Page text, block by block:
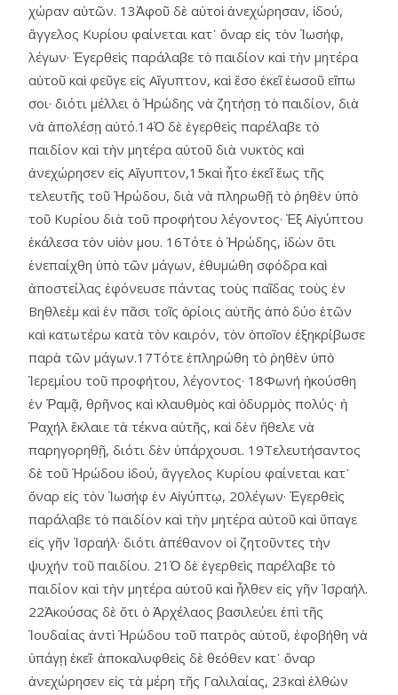
χώραν αὑτῶν. 13Ἀφοῦ δὲ αὐτοὶ ἀνεχώρησαν, ἰδού,
ἄγγελος Κυρίου φαίνεται κατ᾿ ὄναρ εἰς τὸν Ἰωσήφ,
λέγων· Ἐγερθεὶς παράλαβε τὸ παιδίον καὶ τὴν μητέρα
αὐτοῦ καὶ φεῦγε εἰς Αἴγυπτον, καὶ ἔσο ἐκεῖ ἑωσοῦ εἴπω
σοι· διότι μέλλει ὁ Ἡρώδης νὰ ζητήσῃ τὸ παιδίον, διὰ
νὰ ἀπολέσῃ αὐτό.14Ὁ δὲ ἐγερθεὶς παρέλαβε τὸ
παιδίον καὶ τὴν μητέρα αὐτοῦ διὰ νυκτὸς καὶ
ἀνεχώρησεν εἰς Αἴγυπτον,15καὶ ἦτο ἐκεῖ ἕως τῆς
τελευτῆς τοῦ Ἡρώδου, διὰ νὰ πληρωθῇ τὸ ῥηθὲν ὑπὸ
τοῦ Κυρίου διὰ τοῦ προφήτου λέγοντος· Ἐξ Αἰγύπτου
ἐκάλεσα τὸν υἱὸν μου. 16Τότε ὁ Ἡρώδης, ἰδὼν ὅτι
ἐνεπαίχθη ὑπὸ τῶν μάγων, ἐθυμώθη σφόδρα καὶ
ἀποστείλας ἐφόνευσε πάντας τοὺς παῖδας τοὺς ἐν
Βηθλεὲμ καὶ ἐν πᾶσι τοῖς ὁρίοις αὐτῆς ἀπὸ δύο ἐτῶν
καὶ κατωτέρω κατὰ τὸν καιρόν, τὸν ὁποῖον ἐξηκρίβωσε
παρὰ τῶν μάγων.17Τότε ἐπληρώθη τὸ ῥηθὲν ὑπὸ
Ἱερεμίου τοῦ προφήτου, λέγοντος· 18Φωνή ἠκούσθη
ἐν Ῥαμᾷ, θρῆνος καὶ κλαυθμὸς καὶ ὀδυρμὸς πολύς· ἡ
Ῥαχήλ ἔκλαιε τὰ τέκνα αὑτῆς, καὶ δὲν ἤθελε νὰ
παρηγορηθῇ, διότι δὲν ὑπάρχουσι. 19Τελευτήσαντος
δὲ τοῦ Ἡρώδου ἰδού, ἄγγελος Κυρίου φαίνεται κατ᾿
ὄναρ εἰς τὸν Ἰωσήφ ἐν Αἰγύπτῳ, 20λέγων· Ἐγερθεὶς
παράλαβε τὸ παιδίον καὶ τὴν μητέρα αὐτοῦ καὶ ὕπαγε
εἰς γῆν Ἰσραήλ· διότι ἀπέθανον οἱ ζητοῦντες τὴν
ψυχήν τοῦ παιδίου. 21Ὁ δὲ ἐγερθεὶς παρέλαβε τὸ
παιδίον καὶ τὴν μητέρα αὐτοῦ καὶ ἦλθεν εἰς γῆν Ἰσραήλ.
22Ἀκούσας δὲ ὅτι ὁ Ἀρχέλαος βασιλεύει ἐπὶ τῆς
Ἰουδαίας ἀντὶ Ἡρώδου τοῦ πατρὸς αὑτοῦ, ἐφοβήθη νὰ
ὑπάγῃ ἐκεῖ· ἀποκαλυφθεὶς δὲ θεόθεν κατ᾿ ὄναρ
ἀνεχώρησεν εἰς τὰ μέρη τῆς Γαλιλαίας, 23καὶ ἐλθὼν